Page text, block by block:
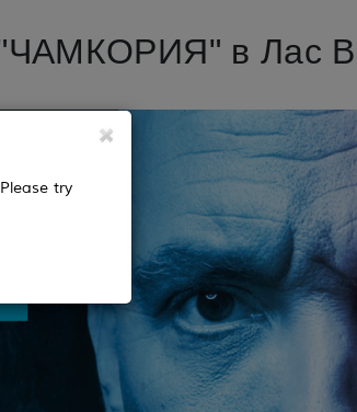
"ЧАМКОРИЯ" в Лас
try